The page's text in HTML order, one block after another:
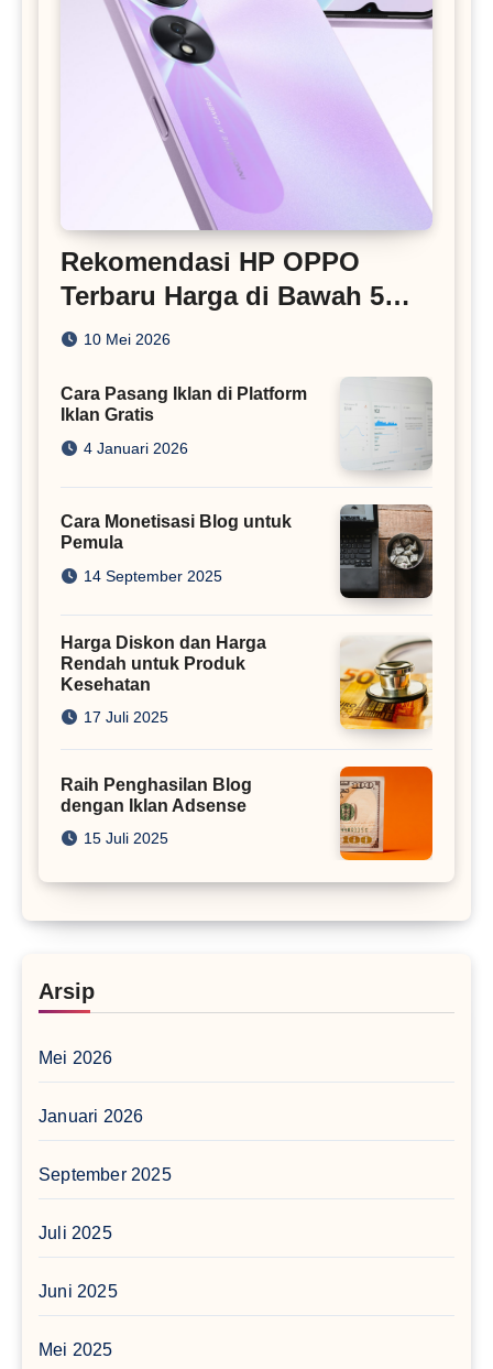
Rekomendasi HP OPPO
Terbaru Harga di Bawah 5
Juta
10 Mei 2026
Cara Pasang Iklan di Platform
Iklan Gratis
4 Januari 2026
Cara Monetisasi Blog untuk
Pemula
14 September 2025
Harga Diskon dan Harga
Rendah untuk Produk
Kesehatan
17 Juli 2025
Raih Penghasilan Blog
dengan Iklan Adsense
15 Juli 2025
Arsip
Mei 2026
Januari 2026
September 2025
Juli 2025
Juni 2025
Mei 2025